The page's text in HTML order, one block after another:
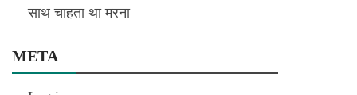
साथ चाहता था मरना
META